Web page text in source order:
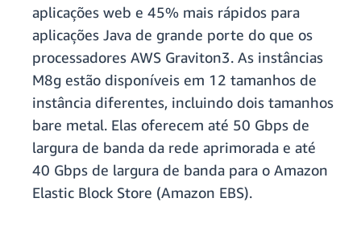
aplicações web e 45% mais rápidos para
aplicações Java de grande porte do que os
processadores AWS Graviton3. As instâncias
M8g estão disponíveis em 12 tamanhos de
instância diferentes, incluindo dois tamanhos
bare metal. Elas oferecem até 50 Gbps de
largura de banda da rede aprimorada e até
40 Gbps de largura de banda para o Amazon
Elastic Block Store (Amazon EBS).